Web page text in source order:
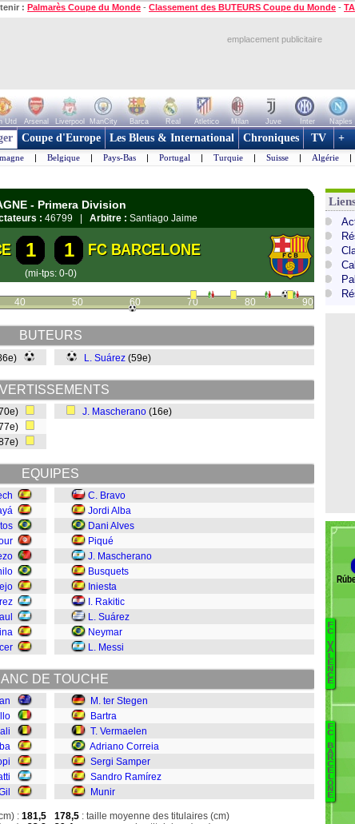
: Palmarès Coupe du Monde - Classement des BUTEURS Coupe du Monde -
emplacement publicitaire
Utd Arsenal Liverpool ManCity Barca Real Atletico Milan Juve Inter Naples
Coupe d'Europe Les Bleus & International Chroniques TV +
| Belgique | Pays-Bas | Portugal | Turquie | Suisse | Algérie |
- Primera Division
: 46799 | Arbitre : Santiago Jaime
1 1 FC BARCELONE
(mi-tps: 0-0)
40 50 60 70 80 90
BUTEURS
L. Suárez (59e)
J. Mascherano (16e)
EQUIPES
C. Bravo
Jordi Alba
Dani Alves
Piqué
J. Mascherano
Busquets
Iniesta
I. Rakitic
L. Suárez
Neymar
L. Messi
DE TOUCHE
: 181,5
M. ter Stegen
Bartra
T. Vermaelen
Adriano Correia
Sergi Samper
Sandro Ramírez
Munir
178,5 : taille moyenne des titulaires (cm)
F
C
V
A
L
E
N
C
E
F
C
B
A
R
C
E
L
O
N
E